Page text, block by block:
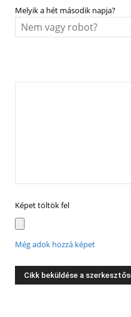
Melyik a hét második napja?
Képet töltök fel
Még adok hozzá képet